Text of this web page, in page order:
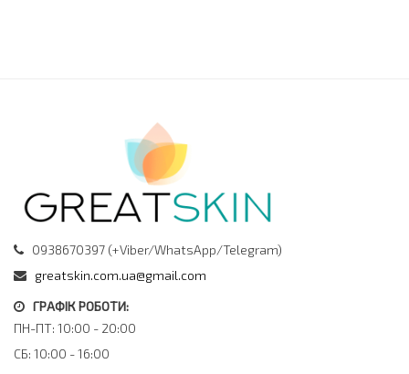
0938670397 (+Viber/WhatsApp/Telegram)
greatskin.com.ua@gmail.com
ГРАФІК РОБОТИ:
ПН-ПТ: 10:00 - 20:00
СБ: 10:00 - 16:00